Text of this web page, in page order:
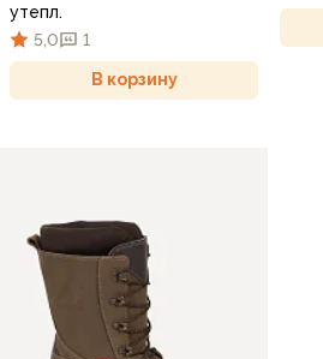
утепл.
5,0
1
В корзину